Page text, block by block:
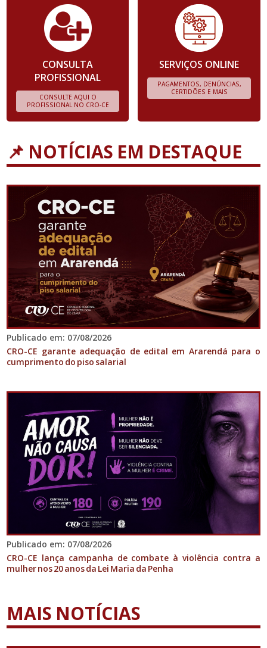
CONSULTA
PROFISSIONAL
CONSULTE AQUI O
PROFISSIONAL NO CRO-CE
SERVIÇOS ONLINE
PAGAMENTOS, DENÚNCIAS,
CERTIDÕES E MAIS
📌 NOTÍCIAS EM DESTAQUE
Publicado em: 07/08/2026
CRO-CE garante adequação de edital em Ararendá para o
cumprimento do piso salarial
Publicado em: 07/08/2026
CRO-CE lança campanha de combate à violência contra a
mulher nos 20 anos da Lei Maria da Penha
MAIS NOTÍCIAS